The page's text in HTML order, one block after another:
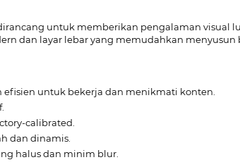
untuk memberikan pengalaman visual
dan layar lebar yang memudahkan menyusun
efisien untuk bekerja dan menikmati konten.
calibrated.
dan dinamis.
halus dan minim blur.